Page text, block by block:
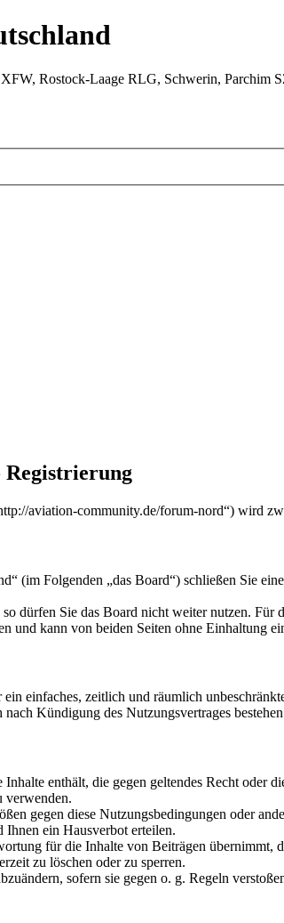
Rostock-Laage RLG, Schwerin,
Registrierung
aviation-community.de/forum-nord“) wird
(im Folgenden „das Board“) schließen Sie
dürfen Sie das Board nicht weiter nutzen.
und kann von beiden Seiten ohne Einhaltung
einfaches, zeitlich und räumlich
Kündigung des Nutzungsvertrages
enthält, die gegen geltendes Recht oder
verwenden.
gegen diese Nutzungsbedingungen oder
Ihnen ein Hausverbot erteilen.
für die Inhalte von Beiträgen
zu löschen oder zu sperren.
sofern sie gegen o. g. Regeln